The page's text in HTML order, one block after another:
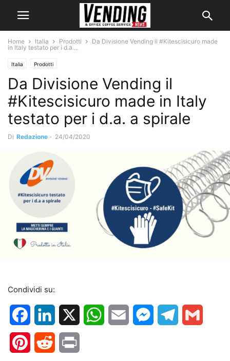
Home Italia Prodotti
Da Divisione Vending il #Kitescisicuro made
in Italy testato per i d.a....
Italia Prodotti
Da Divisione Vending il
#Kitescisicuro made in Italy
testato per i d.a. a spirale
Di Redazione - 24/04/2020
Condividi su:
FacebookLinkedIn WhatsApp
Email MessengerTelegram
PinterestReddit